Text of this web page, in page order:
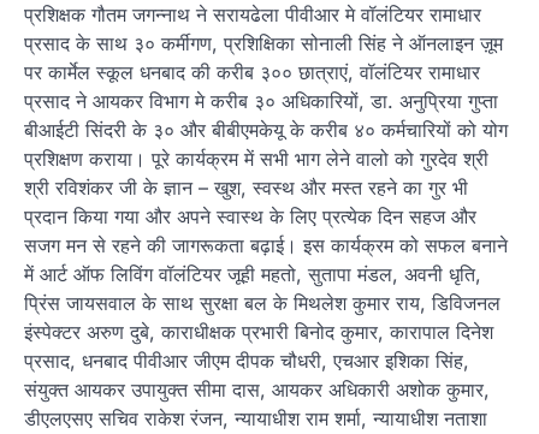
प्रशिक्षक गौतम जगन्नाथ ने सरायढेला पीवीआर मे वॉलंटियर रामाधार
प्रसाद के साथ ३० कर्मीगण, प्रशिक्षिका सोनाली सिंह ने ऑनलाइन ज़ूम
पर कार्मेल स्कूल धनबाद की करीब ३०० छात्राएं, वॉलंटियर रामाधार
प्रसाद ने आयकर विभाग मे करीब ३० अधिकारियों, डा. अनुप्रिया गुप्ता
बीआईटी सिंदरी के ३० और बीबीएमकेयू के करीब ४० कर्मचारियों को योग
प्रशिक्षण कराया। पूरे कार्यक्रम में सभी भाग लेने वालो को गुरदेव श्री
श्री रविशंकर जी के ज्ञान – खुश, स्वस्थ और मस्त रहने का गुर भी
प्रदान किया गया और अपने स्वास्थ के लिए प्रत्येक दिन सहज और
सजग मन से रहने की जागरूकता बढ़ाई। इस कार्यक्रम को सफल बनाने
में आर्ट ऑफ लिविंग वॉलंटियर जूही महतो, सुतापा मंडल, अवनी धृति,
प्रिंस जायसवाल के साथ सुरक्षा बल के मिथलेश कुमार राय, डिविजनल
इंस्पेक्टर अरुण दुबे, काराधीक्षक प्रभारी बिनोद कुमार, कारापाल दिनेश
प्रसाद, धनबाद पीवीआर जीएम दीपक चौधरी, एचआर इशिका सिंह,
संयुक्त आयकर उपायुक्त सीमा दास, आयकर अधिकारी अशोक कुमार,
डीएलएसए सचिव राकेश रंजन, न्यायाधीश राम शर्मा, न्यायाधीश नताशा